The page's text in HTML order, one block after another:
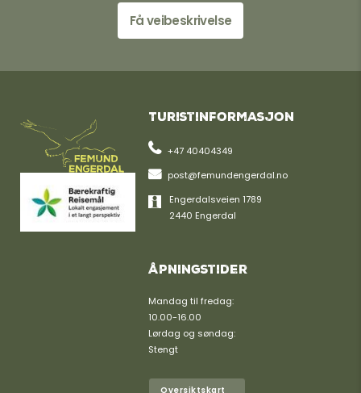
Få veibeskrivelse
Turistinformasjon
+47 40404349
post@femundengerdal.no
Engerdalsveien 1789
2440 Engerdal
Åpningstider
Mandag til fredag:
10.00-16.00
Lørdag og søndag:
Stengt
Oversiktskart